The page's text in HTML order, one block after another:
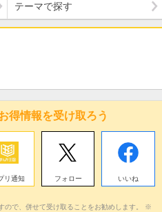
テーマで探す
得情報を受け取ろう
リ通知 フォロー いいね
ので、併せて受け取ることをお勧めします。 ※